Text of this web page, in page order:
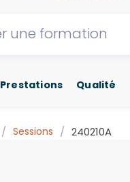
Prestations Qualité
/ Sessions / 240210A